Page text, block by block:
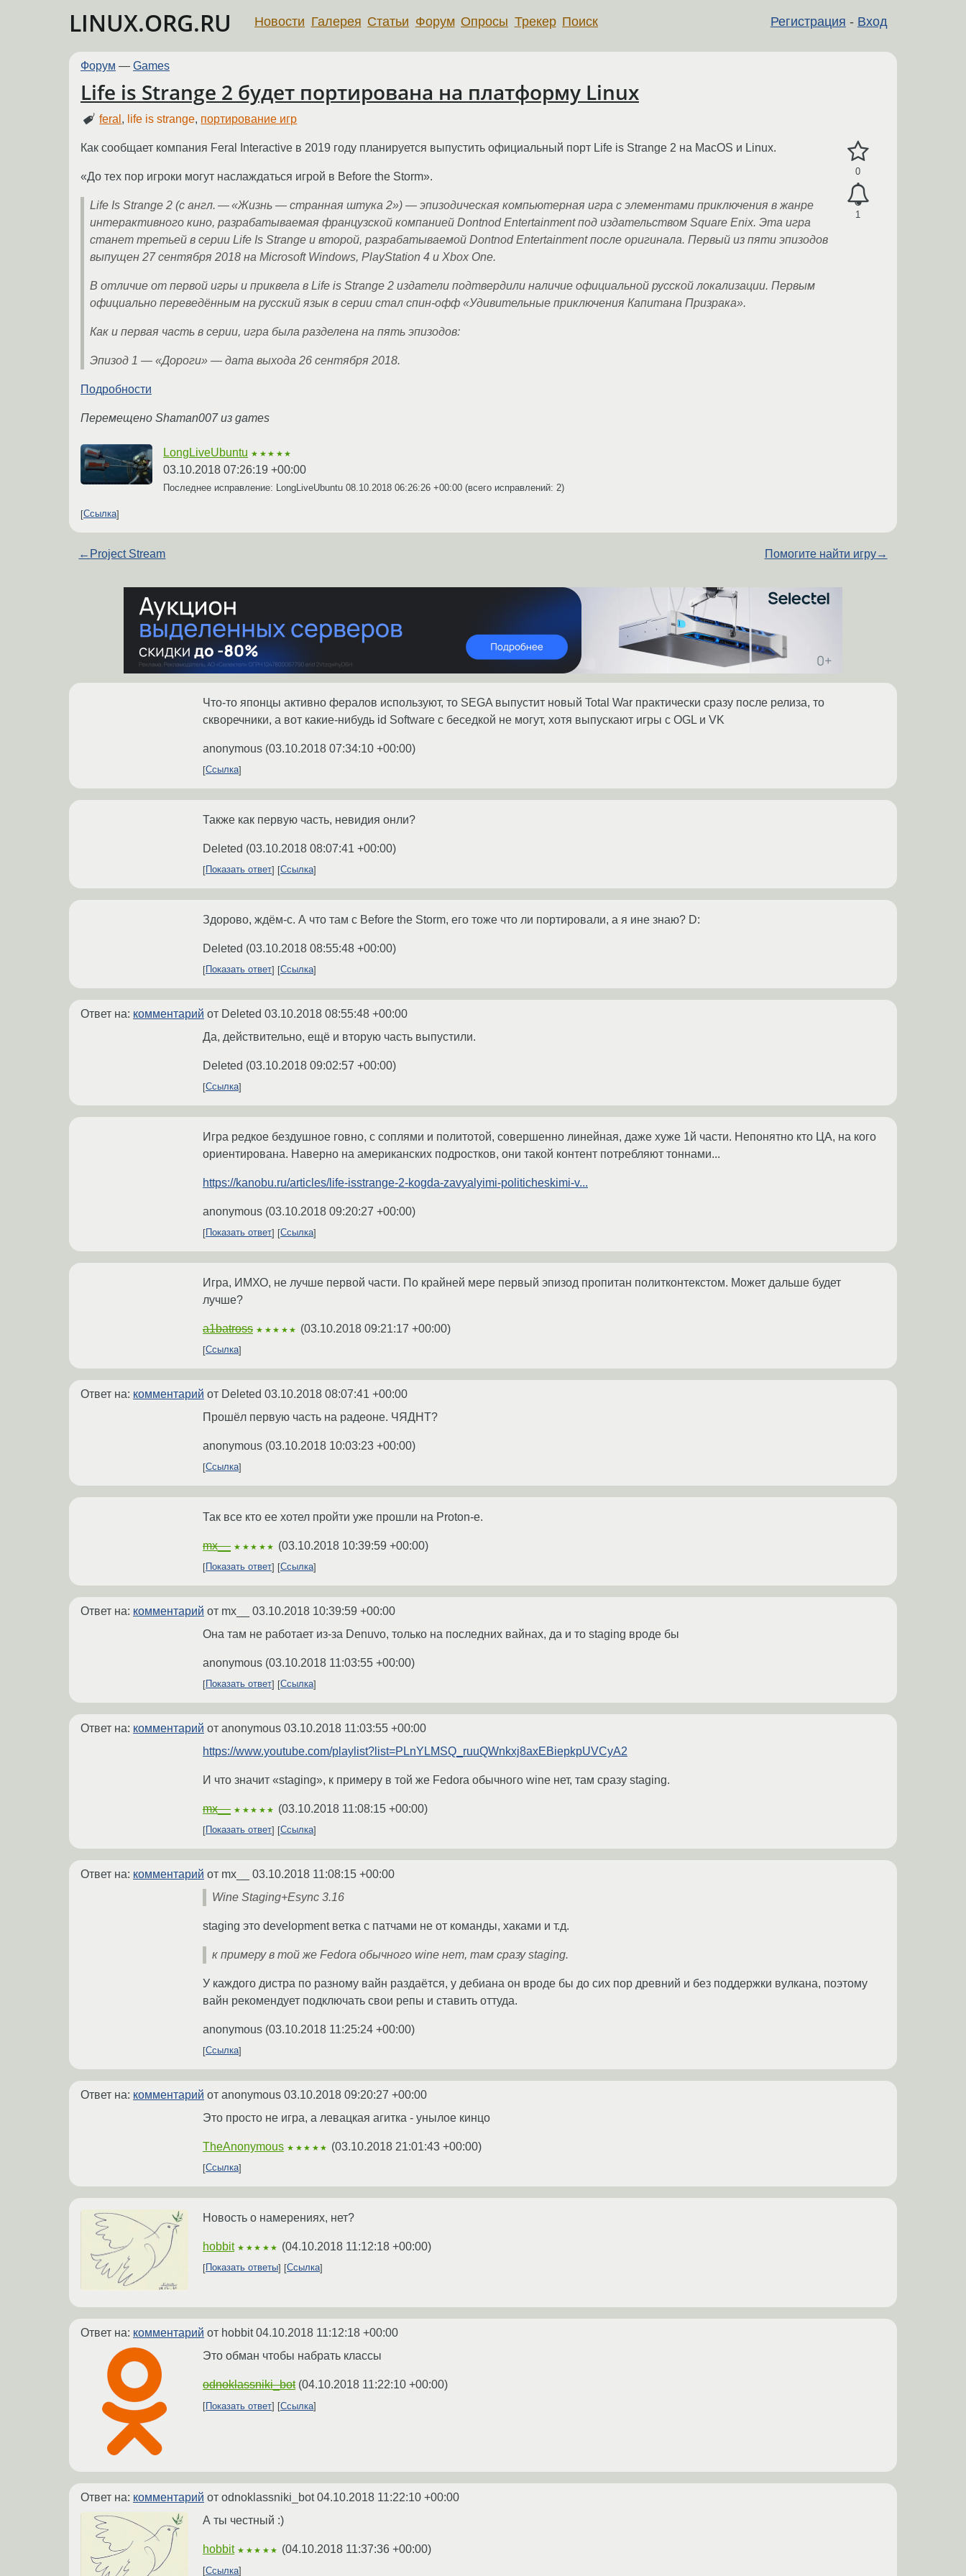
LINUX.ORG.RU Регистрация - Вход
Новости Галерея Статьи Форум Опросы Трекер Поиск
Форум — Games
Life is Strange 2 будет портирована на платформу Linux
feral , life is strange, портирование игр
0
1
Как сообщает компания Feral Interactive в 2019 году планируется выпустить официальный порт Life is Strange 2 на MacOS и Linux.
«До тех пор игроки могут наслаждаться игрой в Before the Storm».
Life Is Strange 2 (с англ. — «Жизнь — странная штука 2») — эпизодическая компьютерная игра с элементами приключения в жанре
интерактивного кино, разрабатываемая французской компанией Dontnod Entertainment под издательством Square Enix. Эта игра
станет третьей в серии Life Is Strange и второй, разрабатываемой Dontnod Entertainment после оригинала. Первый из пяти эпизодов
выпущен 27 сентября 2018 на Microsoft Windows, PlayStation 4 и Xbox One.
В отличие от первой игры и приквела в Life is Strange 2 издатели подтвердили наличие официальной русской локализации. Первым
официально переведённым на русский язык в серии стал спин-офф «Удивительные приключения Капитана Призрака».
Как и первая часть в серии, игра была разделена на пять эпизодов:
Эпизод 1 — «Дороги» — дата выхода 26 сентября 2018.
Подробности
Перемещено Shaman007 из games
LongLiveUbuntu ★★★★★
03.10.2018 07:26:19 +00:00
Последнее исправление: LongLiveUbuntu 08.10.2018 06:26:26 +00:00 (всего исправлений: 2)
Ссылка
← Project Stream Помогите найти игру→
Что-то японцы активно фералов используют, то SEGA выпустит новый Total War практически сразу после релиза, то
скворечники, а вот какие-нибудь id Software с беседкой не могут, хотя выпускают игры с OGL и VK
anonymous (03.10.2018 07:34:10 +00:00)
Ссылка
Также как первую часть, невидия онли?
Deleted (03.10.2018 08:07:41 +00:00)
Показать ответ Ссылка
Здорово, ждём-с. А что там с Before the Storm, его тоже что ли портировали, а я ине знаю? D:
Deleted (03.10.2018 08:55:48 +00:00)
Показать ответ Ссылка
Ответ на: комментарий от Deleted 03.10.2018 08:55:48 +00:00
Да, действительно, ещё и вторую часть выпустили.
Deleted (03.10.2018 09:02:57 +00:00)
Ссылка
Игра редкое бездушное говно, с соплями и политотой, совершенно линейная, даже хуже 1й части. Непонятно кто ЦА, на кого
ориентирована. Наверно на американских подростков, они такой контент потребляют тоннами...
https://kanobu.ru/articles/life-isstrange-2-kogda-zavyalyimi-politicheskimi-v...
anonymous (03.10.2018 09:20:27 +00:00)
Показать ответ Ссылка
Игра, ИМХО, не лучше первой части. По крайней мере первый эпизод пропитан политконтекстом. Может дальше будет
лучше?
a1batross ★★★★★ (03.10.2018 09:21:17 +00:00)
Ссылка
Ответ на: комментарий от Deleted 03.10.2018 08:07:41 +00:00
Прошёл первую часть на радеоне. ЧЯДНТ?
anonymous (03.10.2018 10:03:23 +00:00)
Ссылка
Так все кто ее хотел пройти уже прошли на Proton-е.
mx__ ★★★★★ (03.10.2018 10:39:59 +00:00)
Показать ответ Ссылка
Ответ на: комментарий от mx__ 03.10.2018 10:39:59 +00:00
Она там не работает из-за Denuvo, только на последних вайнах, да и то staging вроде бы
anonymous (03.10.2018 11:03:55 +00:00)
Показать ответ Ссылка
Ответ на: комментарий от anonymous 03.10.2018 11:03:55 +00:00
https://www.youtube.com/playlist?list=PLnYLMSQ_ruuQWnkxj8axEBiepkpUVCyA2
И что значит «staging», к примеру в той же Fedora обычного wine нет, там сразу staging.
mx__ ★★★★★ (03.10.2018 11:08:15 +00:00)
Показать ответ Ссылка
Ответ на: комментарий от mx__ 03.10.2018 11:08:15 +00:00
Wine Staging+Esync 3.16
staging это development ветка с патчами не от команды, хаками и т.д.
к примеру в той же Fedora обычного wine нет, там сразу staging.
У каждого дистра по разному вайн раздаётся, у дебиана он вроде бы до сих пор древний и без поддержки вулкана, поэтому
вайн рекомендует подключать свои репы и ставить оттуда.
anonymous (03.10.2018 11:25:24 +00:00)
Ссылка
Ответ на: комментарий от anonymous 03.10.2018 09:20:27 +00:00
Это просто не игра, а левацкая агитка - унылое кинцо
TheAnonymous ★★★★★ (03.10.2018 21:01:43 +00:00)
Ссылка
Новость о намерениях, нет?
hobbit ★★★★★ (04.10.2018 11:12:18 +00:00)
Показать ответы Ссылка
Ответ на: комментарий от hobbit04.10.2018 11:12:18 +00:00
Это обман чтобы набрать классы
odnoklassniki_bot (04.10.2018 11:22:10 +00:00)
Показать ответ Ссылка
Ответ на: комментарий от odnoklassniki_bot04.10.2018 11:22:10 +00:00
А ты честный :)
hobbit ★★★★★ (04.10.2018 11:37:36 +00:00)
Ссылка